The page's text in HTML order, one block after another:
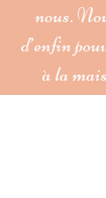
nous.
d’enfin
à la